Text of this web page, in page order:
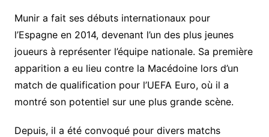
Munir a fait ses débuts internationaux pour
l’Espagne en 2014, devenant l’un des plus jeunes
joueurs à représenter l’équipe nationale. Sa première
apparition a eu lieu contre la Macédoine lors d’un
match de qualification pour l’UEFA Euro, où il a
montré son potentiel sur une plus grande scène.
Depuis, il a été convoqué pour divers matchs